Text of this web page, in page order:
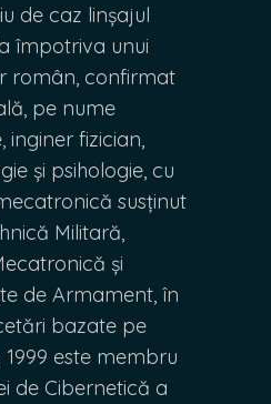
de caz linșajul
împotriva unui
român, confirmat
pe nume
inginer fizician,
și psihologie, cu
susținut
Militară,
și
de Armament, în
bazate pe
1999 este membru
de Cibernetică a